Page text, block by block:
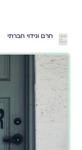
חרם ונידוי חברתי